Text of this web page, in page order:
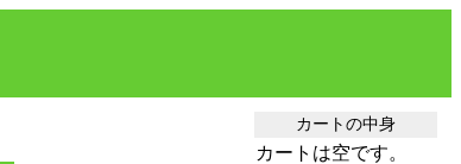
カートの中身
カートは空です。